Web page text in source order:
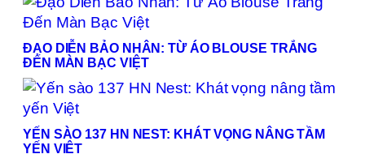
ĐẠO DIỄN BẢO NHÂN: TỪ ÁO BLOUSE TRẮNG
ĐẾN MÀN BẠC VIỆT
YẾN SÀO 137 HN NEST: KHÁT VỌNG NÂNG TẦM
YẾN VIỆT